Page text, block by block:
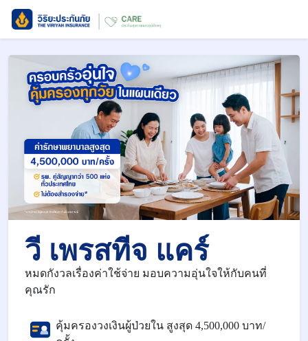
วี เพรสทีจ แคร์
หมดกังวลเรื่องค่าใช้จ่าย มอบความอุ่นใจให้กับคนที่
คุณรัก
คุ้มครองวงเงินผู้ป่วยใน สูงสุด 4,500,000 บาท/